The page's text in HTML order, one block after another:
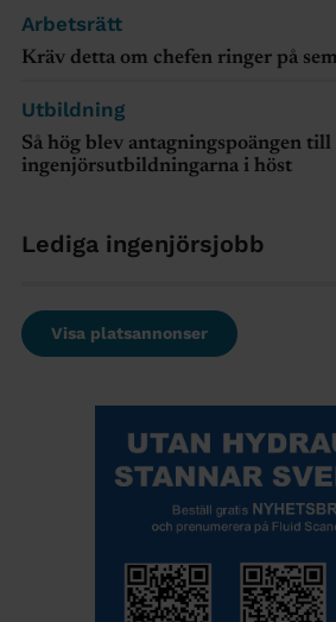
Arbetsrätt
Kräv detta om chefen ringer på
Utbildning
Så hög blev antagningspoängen till
ingenjörsutbildningarna i höst
Lediga ingenjörsjobb
Visa platsannonser